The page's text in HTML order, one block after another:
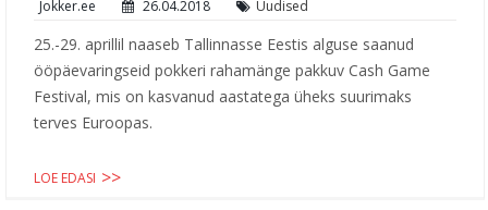
Jokker.ee 26.04.2018 Uudised
25.-29. aprillil naaseb Tallinnasse Eestis alguse saanud
ööpäevaringseid pokkeri rahamänge pakkuv Cash Game
Festival, mis on kasvanud aastatega üheks suurimaks
terves Euroopas.
LOE EDASI